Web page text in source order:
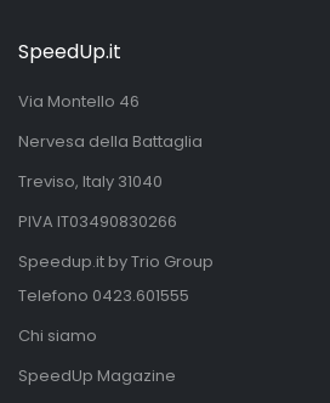
SpeedUp.it
Via Montello 46
Nervesa della Battaglia
Treviso, Italy 31040
PIVA IT03490830266
Speedup.it by Trio Group
Telefono 0423.601555
Chi siamo
SpeedUp Magazine